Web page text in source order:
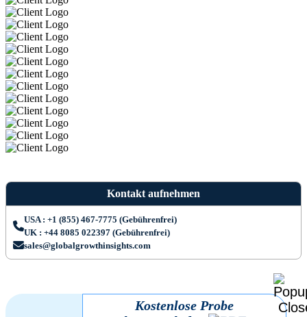
Kontakt aufnehmen
USA : +1 (855) 467-7775 (Gebührenfrei)
UK : +44 8085 022397 (Gebührenfrei)
sales@globalgrowthinsights.com
Kostenlose Probe